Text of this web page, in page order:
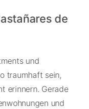
de
und
traumhaft sein,
erinnern. Gerade
und